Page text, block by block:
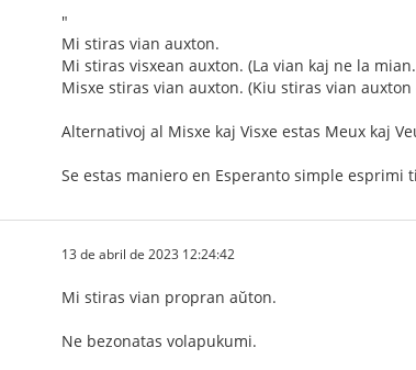
"
Mi stiras vian auxton.
Mi stiras visxean auxton. (La vian kaj ne la
Misxe stiras vian auxton. (Kiu stiras vian
Alternativoj al Misxe kaj Visxe estas Meux kaj
Se estas maniero en Esperanto simple esprimi
13 de abril de 2023 12:24:42
Mi stiras vian propran aŭton.
Ne bezonatas volapukumi.